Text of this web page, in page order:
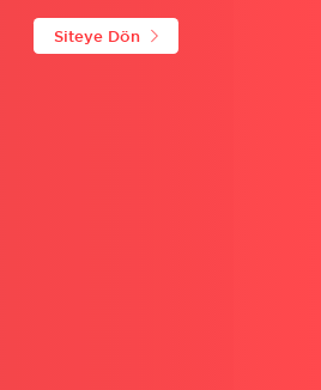
Siteye Dön